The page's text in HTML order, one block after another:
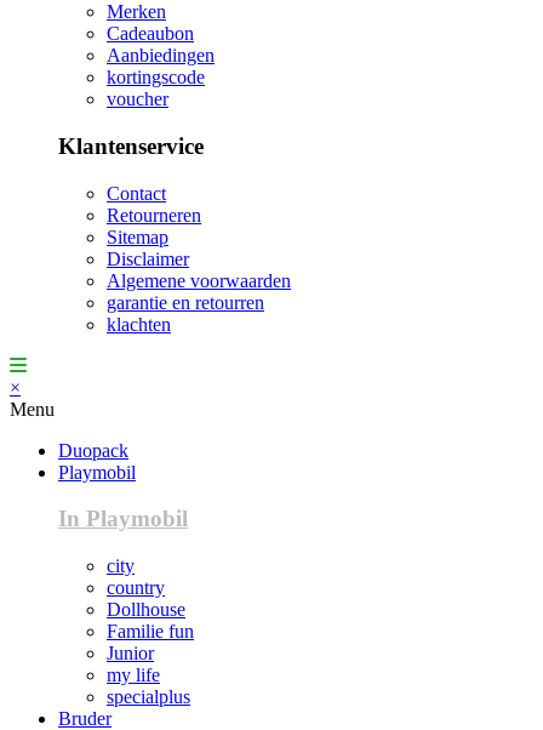
Merken
Cadeaubon
Aanbiedingen
kortingscode
voucher
Klantenservice
Contact
Retourneren
Sitemap
Disclaimer
Algemene voorwaarden
garantie en retourren
klachten
×
Menu
Duopack
Playmobil
In Playmobil
city
country
Dollhouse
Familie fun
Junior
my life
specialplus
Bruder